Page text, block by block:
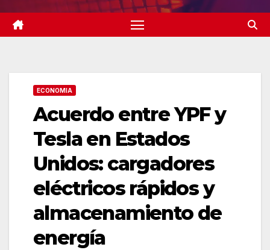
ECONOMIA
Acuerdo entre YPF y
Tesla en Estados
Unidos: cargadores
eléctricos rápidos y
almacenamiento de
energía